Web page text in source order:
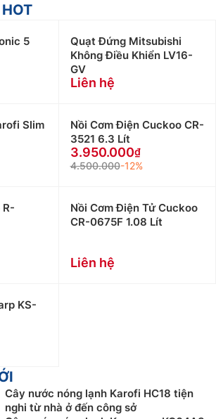
5
Quạt Đứng Mitsubishi
Không Điều Khiển LV16-
GV
Liên hệ
Slim
Nồi Cơm Điện Cuckoo CR-
3521 6.3 Lít
3.950.000
4.500.000-12%
R-
Nồi Cơm Điện Tử Cuckoo
CR-0675F 1.08 Lít
Liên hệ
KS-
Cây nước nóng lạnh Karofi HC18 tiện
nghi từ nhà ở đến công sở